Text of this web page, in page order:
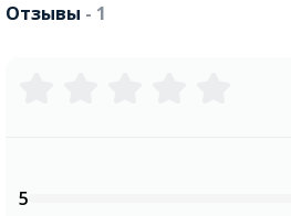
Отзывы - 1
5